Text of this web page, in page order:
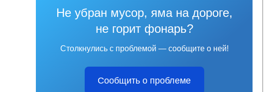
Не убран мусор, яма на дороге,
не горит фонарь?
Столкнулись с проблемой — сообщите о ней!
Сообщить о проблеме